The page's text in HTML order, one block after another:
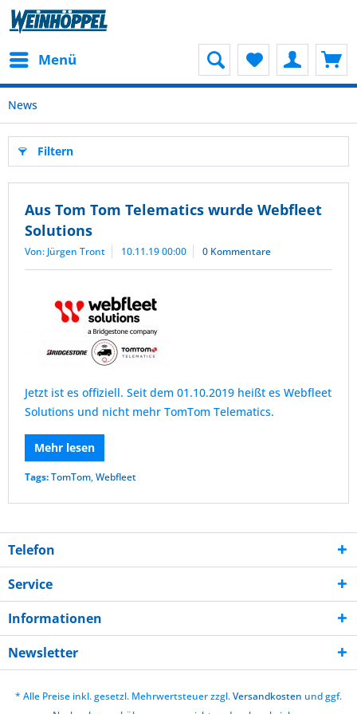
Menü
News
Filtern
Aus Tom Tom Telematics wurde Webfleet
Solutions
Von: Jürgen Tront 10.11.19 00:00 0 Kommentare
Jetzt ist es offiziell. Seit dem 01.10.2019 heißt es Webfleet
Solutions und nicht mehr TomTom Telematics.
Mehr lesen
Tags:TomTom,Webfleet
Telefon
Service
Informationen
Newsletter
* Alle Preise inkl. gesetzl. Mehrwertsteuer zzgl.Versandkosten und ggf.